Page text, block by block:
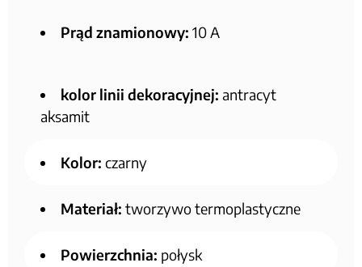
Prąd znamionowy: 10 A
kolor linii dekoracyjnej: antracyt
aksamit
Kolor: czarny
Materiał: tworzywo termoplastyczne
Powierzchnia: połysk